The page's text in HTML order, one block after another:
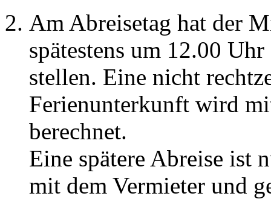
Am Abreisetag hat der
spätestens um 12.00
stellen. Eine nicht
Ferienunterkunft wird
berechnet.
Eine spätere Abreise ist
mit dem Vermieter und